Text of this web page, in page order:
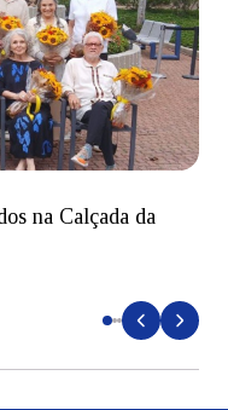
na Calçada da